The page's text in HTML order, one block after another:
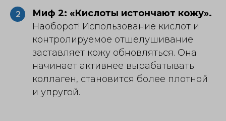
2
Миф 2: «Кислоты истончают кожу».
Наоборот! Использование кислот и
контролируемое отшелушивание
заставляет кожу обновляться. Она
начинает активнее вырабатывать
коллаген, становится более плотной
и упругой.